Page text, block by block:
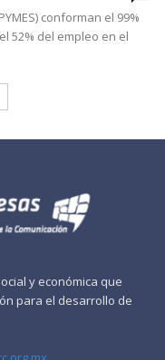
conforman el 99%
52% del empleo en el
y económica que
para el desarrollo de